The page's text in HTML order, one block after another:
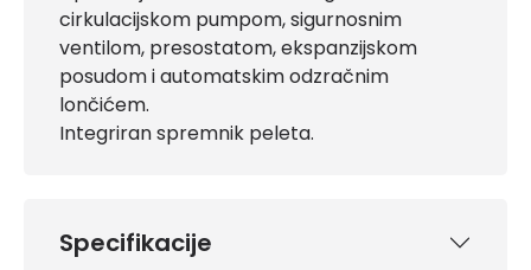
cirkulacijskom pumpom, sigurnosnim
ventilom, presostatom, ekspanzijskom
posudom i automatskim odzračnim
lončićem.
Integriran spremnik peleta.
Specifikacije